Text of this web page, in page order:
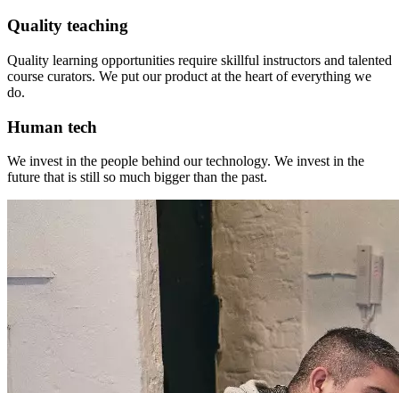
Quality teaching
Quality learning opportunities require skillful instructors and talented
course curators. We put our product at the heart of everything we
do.
Human tech
We invest in the people behind our technology. We invest in the
future that is still so much bigger than the past.